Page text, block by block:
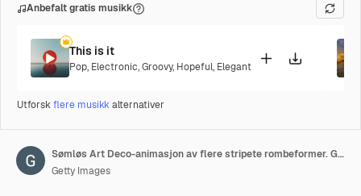
Anbefalt gratis musikk
This is it
Pop, Electronic,Groovy, Hopeful, Elegant
Utforskflere musikkalternativer
Sømløs Art Deco-animasjon av flere stripete rombeformer. Gullbakgrunn i loop. 4K
Getty Images